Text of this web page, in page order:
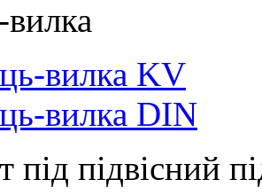
вилка KV
вилка DIN
під підвісний